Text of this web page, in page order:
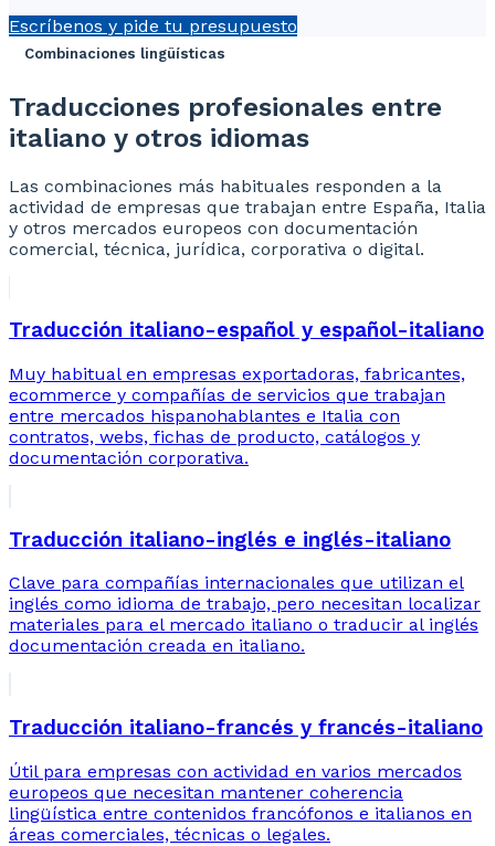
Escríbenos y pide tu presupuesto
Combinaciones lingüísticas
Traducciones profesionales entre
italiano y otros idiomas
Las combinaciones más habituales responden a la
actividad de empresas que trabajan entre España, Italia
y otros mercados europeos con documentación
comercial, técnica, jurídica, corporativa o digital.
Traducción italiano-español y español-italiano
Muy habitual en empresas exportadoras, fabricantes,
ecommerce y compañías de servicios que trabajan
entre mercados hispanohablantes e Italia con
contratos, webs, fichas de producto, catálogos y
documentación corporativa.
Traducción italiano-inglés e inglés-italiano
Clave para compañías internacionales que utilizan el
inglés como idioma de trabajo, pero necesitan localizar
materiales para el mercado italiano o traducir al inglés
documentación creada en italiano.
Traducción italiano-francés y francés-italiano
Útil para empresas con actividad en varios mercados
europeos que necesitan mantener coherencia
lingüística entre contenidos francófonos e italianos en
áreas comerciales, técnicas o legales.